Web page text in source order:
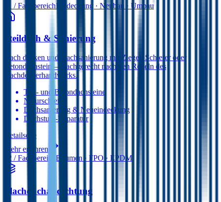
/ FachbereichEindeckung · Neubau · Umbau
Steildach & Sanierung
Dach decken und Dachsanierung mit Ziegel, Schiefer oder
Betondachstein — fachgerecht nach den Regeln des
Dachdeckerhandwerks.
Ton- und Betondachsteine
Naturschiefer
Dachsanierung & Neueindeckung
Dachstuhl-Reparatur
Detail­seite
Mehr erfahren
02 / Fachbereich Bitumen · FPO · EPDM
Flachdachabdichtung